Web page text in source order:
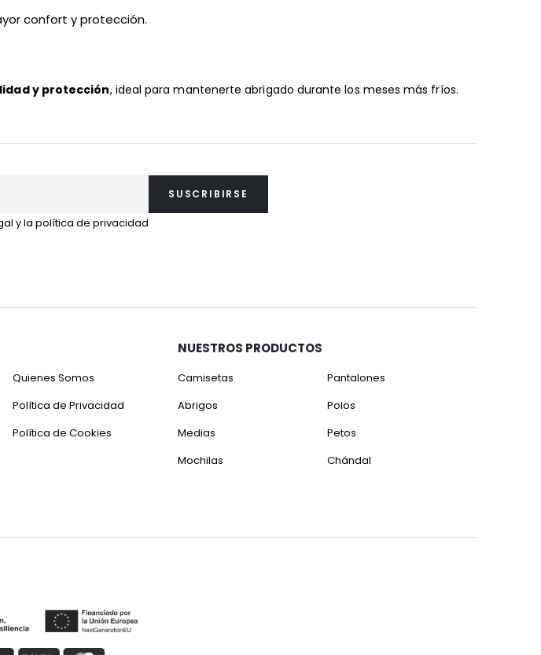
confort y protección.
y protección, ideal para mantenerte abrigado durante los meses más fríos.
y la política de privacidad
SUSCRIBIRSE
Quienes Somos
Política de Privacidad
Política de Cookies
NUESTROS PRODUCTOS
Camisetas
Pantalones
Abrigos
Polos
Medias
Petos
Mochilas
Chándal